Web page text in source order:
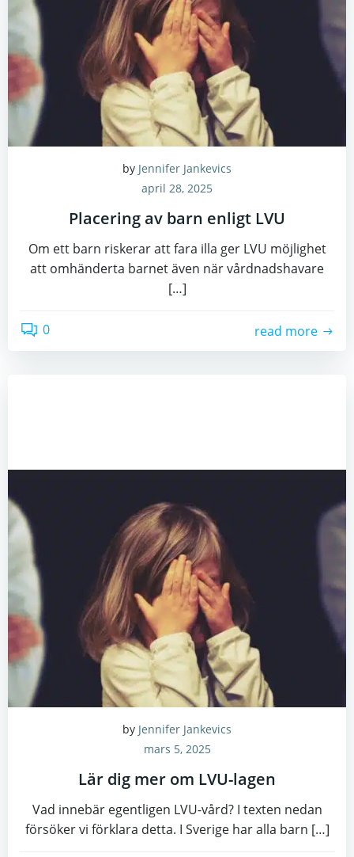
by Jennifer Jankevics
april 28, 2025
Placering av barn enligt LVU
Om ett barn riskerar att fara illa ger LVU möjlighet
att omhänderta barnet även när vårdnadshavare
[…]
0 read more
by Jennifer Jankevics
mars 5, 2025
Lär dig mer om LVU-lagen
Vad innebär egentligen LVU-vård? I texten nedan
försöker vi förklara detta. I Sverige har alla barn […]